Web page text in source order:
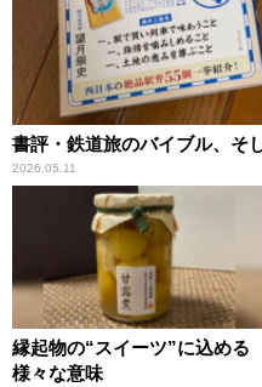
書評・鉄道旅のバイブル、そ
2026.05.11
縁起物の“スイーツ”に込める
様々な意味